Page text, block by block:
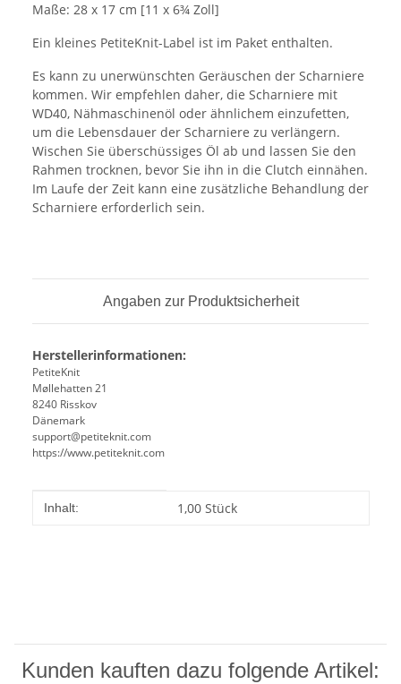
Maße: 28 x 17 cm [11 x 6¾ Zoll]
Ein kleines PetiteKnit-Label ist im Paket enthalten.
Es kann zu unerwünschten Geräuschen der Scharniere
kommen. Wir empfehlen daher, die Scharniere mit
WD40, Nähmaschinenöl oder ähnlichem einzufetten,
um die Lebensdauer der Scharniere zu verlängern.
Wischen Sie überschüssiges Öl ab und lassen Sie den
Rahmen trocknen, bevor Sie ihn in die Clutch einnähen.
Im Laufe der Zeit kann eine zusätzliche Behandlung der
Scharniere erforderlich sein.
Angaben zur Produktsicherheit
Herstellerinformationen:
PetiteKnit
Møllehatten 21
8240 Risskov
Dänemark
support@petiteknit.com
https://www.petiteknit.com
Produkteigenschaft
Wert
Inhalt: 1,00 Stück
Kunden kauften dazu folgende Artikel: